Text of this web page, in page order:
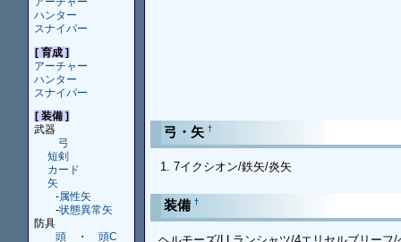
ハンター
スナイパー
[ 育成 ]
アーチャー
ハンター
スナイパー
[ 装備 ]
武器
弓
短剣
カード
矢
-属性矢
-状態異常矢
防具
頭
・
頭C
弓・矢 †
7イクシオン/鉄矢/炎矢
装備 †